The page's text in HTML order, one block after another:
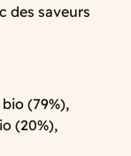
des saveurs
(79%),
(20%),